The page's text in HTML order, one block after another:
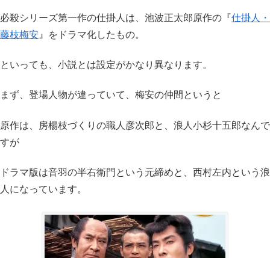
必殺シリーズ第一作の仕掛人は、池波正太郎原作の『仕掛人・
藤枝梅安 』をドラマ化したもの。
といっても、小説とは設定がかなり異なります。
まず、登場人物が違っていて、梅安の仲間というと
原作は、房楊枝づくりの職人彦次郎と、浪人小杉十五郎なんで
すが
ドラマ版は音羽の半右衛門という元締めと、西村左内という浪
人になっています。